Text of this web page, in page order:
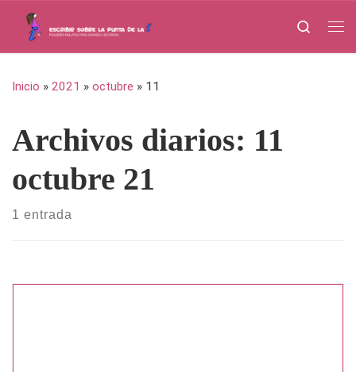
Saltar al contenido
Search
Inicio » 2021 » octubre » 11
Archivos diarios: 11
octubre 21
1 entrada